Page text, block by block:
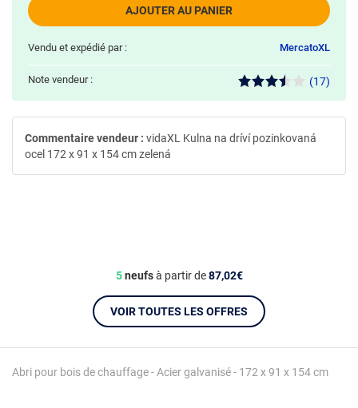
Abri pour bois de chauffage - Acier galvanisé - 172 x 91 x 154 cm
AJOUTER AU PANIER
Vendu et expédié par : MercatoXL
Note vendeur : (17)
5neufsà partir de87,02€
VOIR TOUTES LES OFFRES
Commentaire vendeur : vidaXL Kulna na dríví pozinkovaná
ocel 172 x 91 x 154 cm zelená